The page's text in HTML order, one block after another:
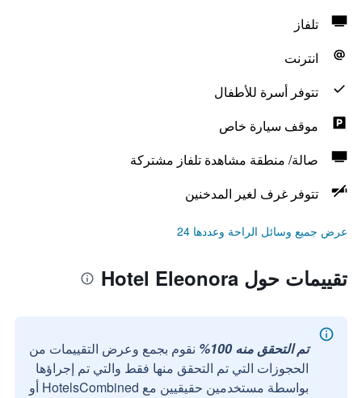
تلفاز
انترنت
تتوفر أسرة للأطفال
موقف سيارة خاص
صالة/ منطقة مشاهدة تلفاز مشتركة
تتوفر غرف لغير المدخنين
عرض جميع وسائل الراحة وعددها 24
تقييمات حول Hotel Eleonora
تم التحقق منه 100%
نقوم بجمع وعرض التقييمات من
الحجوزات التي تم التحقق منها فقط والتي تم إجراؤها
بواسطة مستخدمين حقيقيين مع HotelsCombined أو